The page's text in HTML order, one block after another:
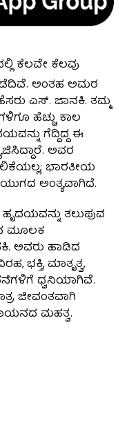
ಕೆಲವೇ ಕೆಲವು
ಅಂತಹ ಅಮರ
ಎಸ್. ಜಾನಕಿ. ತಮ್ಮ
ಹೆಚ್ಚು ಕಾಲ
ಗೆದ್ದಿದ್ದ ಈ
ಅವರ
ಭಾರತೀಯ
ಅಂತ್ಯವಾಗಿದೆ.
ತಲುಪುವ
ಮೂಲಕ
ಅವರು ಹಾಡಿದ
ಭಕ್ತಿ, ಮಾತೃತ್ವ,
ಧ್ವನಿಯಾಗಿವೆ.
ಜೀವಂತವಾಗಿ
ಮಹತ್ವ.